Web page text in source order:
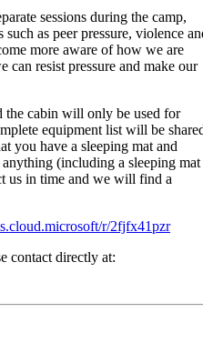
sessions during the camp,
as peer pressure, violence
more aware of how we are
can resist pressure and make our
the cabin will only be used for
equipment list will be
you have a sleeping mat and
(including a sleeping mat
us in time and we will find a
r/2fjfx41pzr
contact directly at: